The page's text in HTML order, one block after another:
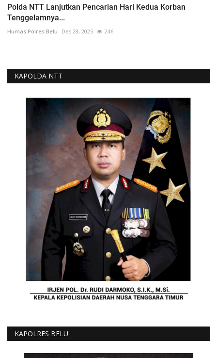
Polda NTT Lanjutkan Pencarian Hari Kedua Korban
Tenggelamnya...
Humas Polres Belu Des 28, 2025 246
KAPOLDA NTT
KAPOLRES BELU